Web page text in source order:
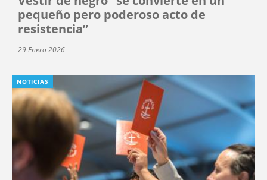
pequeño pero poderoso acto de
resistencia”
29 Enero 2026
NOTICIAS